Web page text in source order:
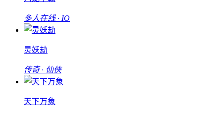
多人在线 · IO
灵妖劫
传奇 · 仙侠
天下万象